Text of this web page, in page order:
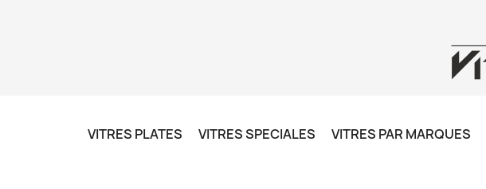
VITRES PLATES VITRES SPECIALES VITRES PAR MARQUES